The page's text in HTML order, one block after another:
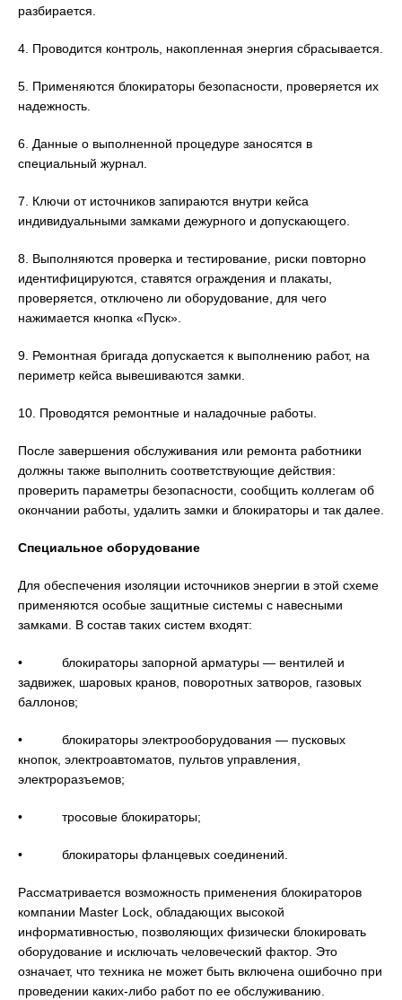
разбирается.
4. Проводится контроль, накопленная энергия сбрасывается.
5. Применяются блокираторы безопасности, проверяется их
надежность.
6. Данные о выполненной процедуре заносятся в
специальный журнал.
7. Ключи от источников запираются внутри кейса
индивидуальными замками дежурного и допускающего.
8. Выполняются проверка и тестирование, риски повторно
идентифицируются, ставятся ограждения и плакаты,
проверяется, отключено ли оборудование, для чего
нажимается кнопка «Пуск».
9. Ремонтная бригада допускается к выполнению работ, на
периметр кейса вывешиваются замки.
10. Проводятся ремонтные и наладочные работы.
После завершения обслуживания или ремонта работники
должны также выполнить соответствующие действия:
проверить параметры безопасности, сообщить коллегам об
окончании работы, удалить замки и блокираторы и так далее.
Специальное оборудование
Для обеспечения изоляции источников энергии в этой схеме
применяются особые защитные системы с навесными
замками. В состав таких систем входят:
• блокираторы запорной арматуры — вентилей и
задвижек, шаровых кранов, поворотных затворов, газовых
баллонов;
• блокираторы электрооборудования — пусковых
кнопок, электроавтоматов, пультов управления,
электроразъемов;
• тросовые блокираторы;
• блокираторы фланцевых соединений.
Рассматривается возможность применения блокираторов
компании Master Lock, обладающих высокой
информативностью, позволяющих физически блокировать
оборудование и исключать человеческий фактор. Это
означает, что техника не может быть включена ошибочно при
проведении каких-либо работ по ее обслуживанию.